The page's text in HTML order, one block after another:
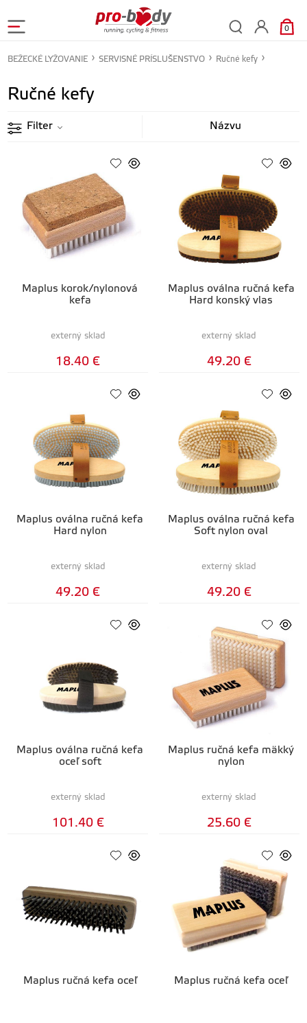
0
BEŽECKÉ LYŽOVANIE SERVISNÉ PRÍSLUŠENSTVO Ručné kefy
Ručné kefy
Filter
Maplus korok/nylonová
kefa
externý sklad
18.40 €
Maplus oválna ručná kefa
Hard konský vlas
externý sklad
49.20 €
Maplus oválna ručná kefa
Hard nylon
externý sklad
49.20 €
Maplus oválna ručná kefa
Soft nylon oval
externý sklad
49.20 €
Maplus oválna ručná kefa
oceľ soft
externý sklad
101.40 €
Maplus ručná kefa mäkký
nylon
externý sklad
25.60 €
Maplus ručná kefa oceľ Maplus ručná kefa oceľ